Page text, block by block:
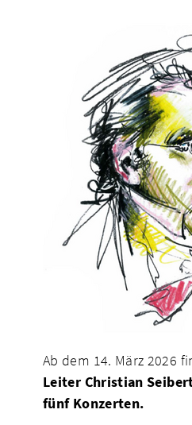
Ab dem 14. März 2026
Leiter Christian
fünf Konzerten.